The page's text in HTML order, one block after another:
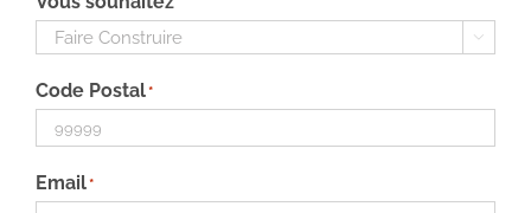

Code Postal*
Email*